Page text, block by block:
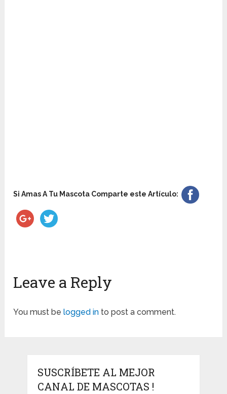
Si Amas A Tu Mascota Comparte este Artículo:
Leave a Reply
You must belogged in to post a comment.
SUSCRÍBETE AL MEJOR
CANAL DE MASCOTAS !